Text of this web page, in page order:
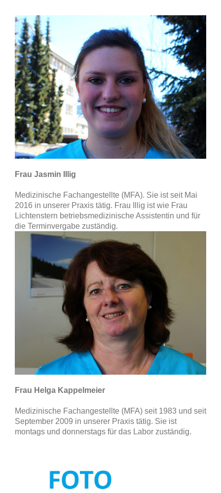
Frau Jasmin Illig
Medizinische Fachangestellte (MFA). Sie ist seit Mai
2016 in unserer Praxis tätig. Frau Illig ist wie Frau
Lichtenstern betriebsmedizinische Assistentin und für
die Terminvergabe zuständig.
Frau Helga Kappelmeier
Medizinische Fachangestellte (MFA) seit 1983 und seit
September 2009 in unserer Praxis tätig. Sie ist
montags und donnerstags für das Labor zuständig.